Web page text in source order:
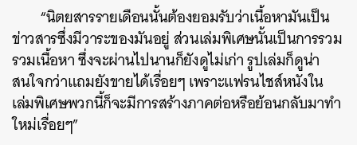
“นิตยสารรายเดือนนั้นต้องยอมรับว่าเนื้อหามันเป็น
ข่าวสารซึ่งมีวาระของมันอยู่ ส่วนเล่มพิเศษนั้นเป็นการรวม
รวมเนื้อหา ซึ่งจะผ่านไปนานก็ยังดูไม่เก่า รูปเล่มก็ดูน่า
สนใจกว่าแถมยังขายได้เรื่อยๆ เพราะแฟรนไชส์หนังใน
เล่มพิเศษพวกนี้ก็จะมีการสร้างภาคต่อหรือย้อนกลับมาทำ
ใหม่เรื่อยๆ”